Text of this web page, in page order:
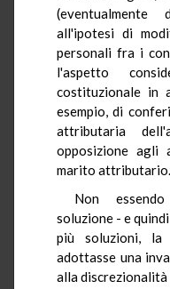
all'ipotesi di
personali fra i
l'aspetto
costituzionale in
esempio, di
attributaria
opposizione agli
marito attributario.
Non
soluzione - e
più soluzioni, la
adottasse una
alla